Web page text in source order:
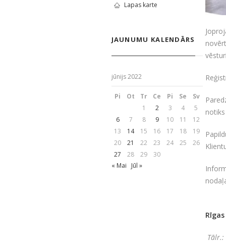
Lapas karte
JAUNUMU KALENDĀRS
jūnijs 2022
Pi Ot Tr Ce Pi Se
Sv
1
2 3 4
5
6
7 8 9 10 11
12
13
14 15 16 17 18
19
20
21 22 23 24 25
26
27
28 29
30
« Mai
Jūl »